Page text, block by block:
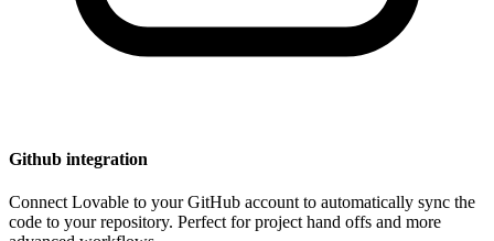
Github integration
Connect Lovable to your GitHub account to automatically sync the
code to your repository. Perfect for project hand offs and more